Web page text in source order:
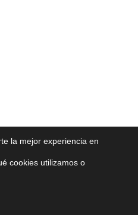
la mejor experiencia en
cookies utilizamos o